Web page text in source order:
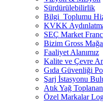
Sürdürülebilirlik
Bilgi Toplumu
KVKK
SEÇ Market
Bizim Gross
Faaliyet Alanımız
Kalite ve Çevre
Gıda Güvenliği
Şarj İstasyonu
Atık Yağ
Özel Markalar